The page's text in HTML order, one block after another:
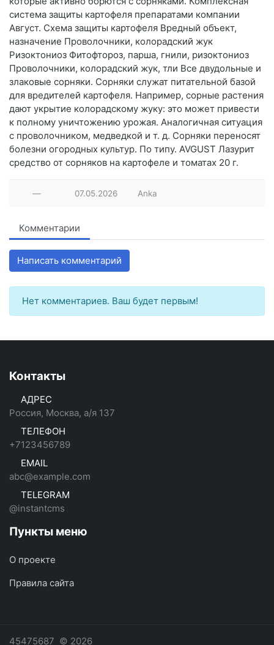
система защиты картофеля препаратами компании
Август. Схема защиты картофеля Вредный объект,
назначение Проволочники, колорадский жук
Ризоктониоз Фитофтороз, парша, гнили, ризоктониоз
Проволочники, колорадский жук, тли Все двудольные и
злаковые сорняки. Сорняки служат питательной базой
для вредителей картофеля. Например, сорные растения
дают укрытие колорадскому жуку: это может привести
к полному уничтожению урожая. Аналогичная ситуация
с проволочником, медведкой и т. д. Сорняки переносят
болезни огородных культур. По типу. AVGUST Лазурит
средство от сорняков на картофеле и томатах 20 г.
— 07.05.2026 Anka
Комментарии
Написать комментарий
Нет комментариев. Ваш будет первым!
Контакты
АДРЕС
Россия, Москва, а/я 137
ТЕЛЕФОН
+7123456789
EMAIL
abc@example.com
TELEGRAM
@instantcms
Пункты меню
О проекте
Правила сайта
45475687 © 2026